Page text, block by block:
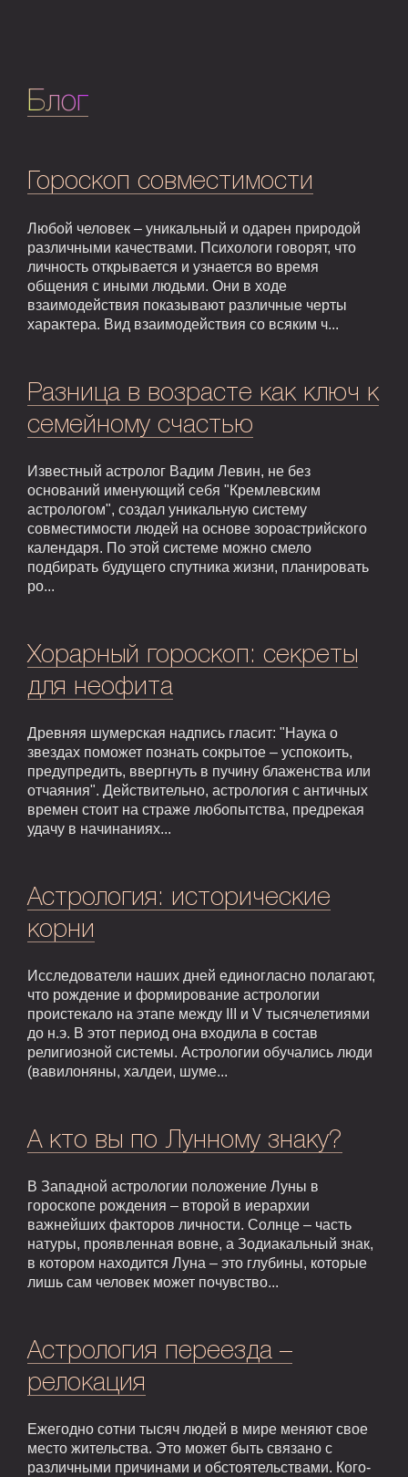
Блог
Гороскоп совместимости
Любой человек – уникальный и одарен природой
различными качествами. Психологи говорят, что
личность открывается и узнается во время
общения с иными людьми. Они в ходе
взаимодействия показывают различные черты
характера. Вид взаимодействия со всяким ч...
Разница в возрасте как ключ к
семейному счастью
Известный астролог Вадим Левин, не без
оснований именующий себя "Кремлевским
астрологом", создал уникальную систему
совместимости людей на основе зороастрийского
календаря. По этой системе можно смело
подбирать будущего спутника жизни, планировать
ро...
Хорарный гороскоп: секреты
для неофита
Древняя шумерская надпись гласит: "Наука о
звездах поможет познать сокрытое – успокоить,
предупредить, ввергнуть в пучину блаженства или
отчаяния". Действительно, астрология с античных
времен стоит на страже любопытства, предрекая
удачу в начинаниях...
Астрология: исторические
корни
Исследователи наших дней единогласно полагают,
что рождение и формирование астрологии
проистекало на этапе между III и V тысячелетиями
до н.э. В этот период она входила в состав
религиозной системы. Астрологии обучались люди
(вавилоняны, халдеи, шуме...
А кто вы по Лунному знаку?
В Западной астрологии положение Луны в
гороскопе рождения – второй в иерархии
важнейших факторов личности. Солнце – часть
натуры, проявленная вовне, а Зодиакальный знак,
в котором находится Луна – это глубины, которые
лишь сам человек может почувство...
Астрология переезда –
релокация
Ежегодно сотни тысяч людей в мире меняют свое
место жительства. Это может быть связано с
различными причинами и обстоятельствами. Кого-